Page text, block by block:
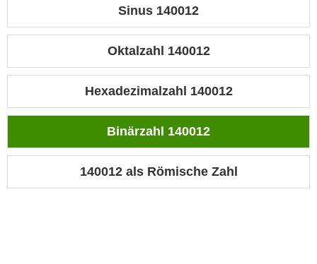
Sinus 140012
Oktalzahl 140012
Hexadezimalzahl 140012
Binärzahl 140012
140012 als Römische Zahl